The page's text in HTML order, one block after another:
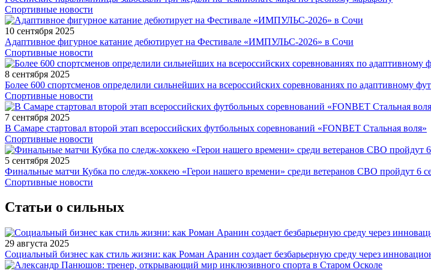
Спортивные новости
10 сентября 2025
Адаптивное фигурное катание дебютирует на Фестивале «ИМПУЛЬС-2026» в Сочи
Спортивные новости
8 сентября 2025
Более 600 спортсменов определили сильнейших на всероссийских соревнованиях по адаптивному
Спортивные новости
7 сентября 2025
В Самаре стартовал второй этап всероссийских футбольных соревнований «FONBET Стальная воля»
Спортивные новости
5 сентября 2025
Финальные матчи Кубка по следж-хоккею «Герои нашего времени» среди ветеранов СВО пройдут 6
Спортивные новости
Статьи о сильных
29 августа 2025
Социальный бизнес как стиль жизни: как Роман Аранин создает безбарьерную среду через